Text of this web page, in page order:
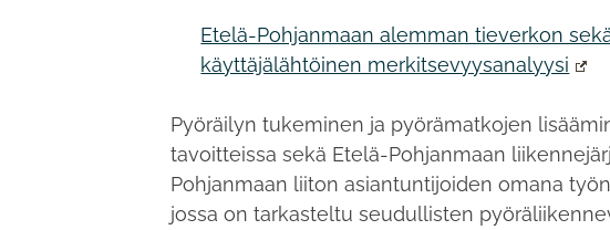
Etelä-Pohjanmaan alemman tieverkon
käyttäjälähtöinen merkitsevyysanalyysi
Pyöräilyn tukeminen ja pyörämatkojen
tavoitteissa sekä Etelä-Pohjanmaan
Pohjanmaan liiton asiantuntijoiden omana
jossa on tarkasteltu seudullisten